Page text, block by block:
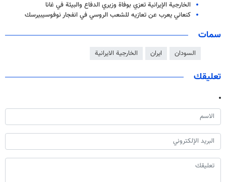
الخارجية الإيرانية تعزي بوفاة وزيري الدفاع والبيئة في غانا
كنعاني يعرب عن تعازيه للشعب الروسي في انفجار نوفوسيبيرسك
سمات
السودان ايران الخارجية الايرانية
تعليقك